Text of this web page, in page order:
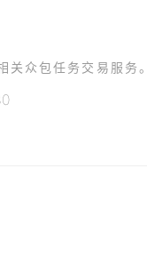
众包任务交易服务。